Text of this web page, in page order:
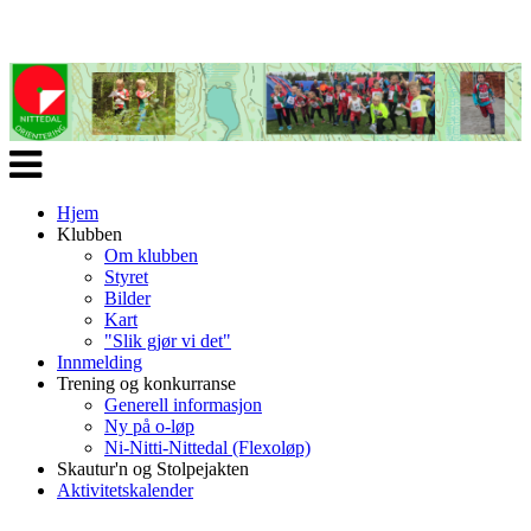
Veksle
navigasjon
Hjem
Klubben
Om klubben
Styret
Bilder
Kart
"Slik gjør vi det"
Innmelding
Trening og konkurranse
Generell informasjon
Ny på o-løp
Ni-Nitti-Nittedal (Flexoløp)
Skautur'n og Stolpejakten
Aktivitetskalender